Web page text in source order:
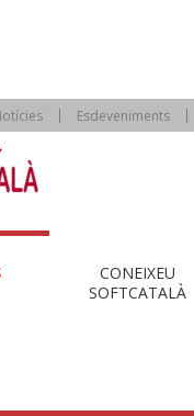
Esdeveniments
CONEIXEU
SOFTCATALÀ